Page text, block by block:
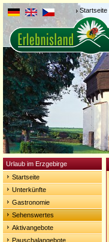
Startseite
Urlaub im Erzgebirge
Startseite
Unterkünfte
Gastronomie
Sehenswertes
Aktivangebote
Pauschalangebote